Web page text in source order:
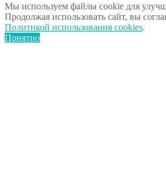
Мы используем файлы cookie для
Продолжая использовать сайт, вы
Политикой использования cookies.
Понятно